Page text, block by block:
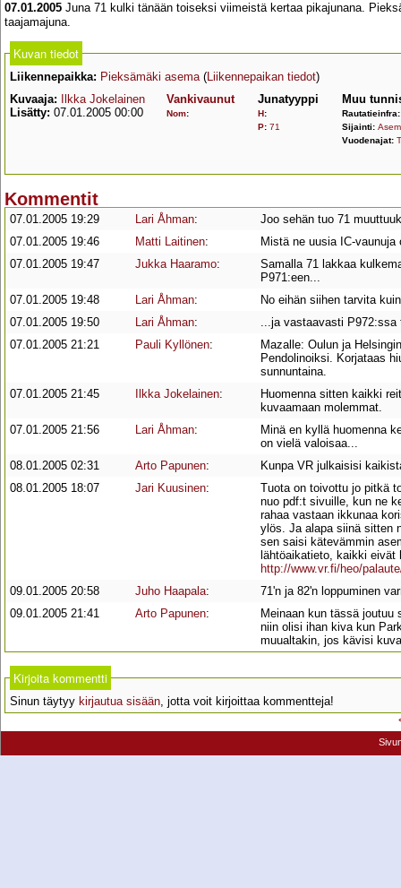
07.01.2005 Juna 71 kulki tänään toiseksi viimeistä kertaa pikajunana.
taajamajuna.
Kuvan tiedot
Liikennepaikka: Pieksämäki asema(Liikennepaikan tiedot)
Kuvaaja:
Ilkka Jokelainen
Lisätty: 07.01.2005 00:00
Vankivaunut
Nom:
Junatyyppi
H:
P: 71
Muu
Sijainti:
Vuodenajat:
Kommentit
07.01.2005 19:29 Lari Åhman:
Joo sehän tuo 71
07.01.2005 19:46
Matti Laitinen:
Mistä ne uusia IC-
07.01.2005 19:47
Jukka Haaramo:
Samalla 71 lakkaa
P971:een...
07.01.2005 19:48
Lari Åhman:
No eihän siihen tarvita
07.01.2005 19:50
Lari Åhman:
...ja vastaavasti P972:ssa
07.01.2005 21:21
Pauli Kyllönen:
Mazalle: Oulun ja
Pendolinoiksi. Korjataas
sunnuntaina.
07.01.2005 21:45
Ilkka Jokelainen:
Huomenna sitten kaikki
kuvaamaan molemmat.
07.01.2005 21:56
Lari Åhman:
Minä en kyllä huomenna
on vielä valoisaa...
08.01.2005 02:31
Arto Papunen:
Kunpa VR julkaisisi
08.01.2005 18:07
Jari Kuusinen:
Tuota on toivottu jo pitkä
nuo pdf:t sivuille, kun ne
rahaa vastaan ikkunaa
ylös. Ja alapa siinä sitten
sen saisi kätevämmin
lähtöaikatieto, kaikki
http://www.vr.fi/heo/
09.01.2005 20:58
Juho Haapala:
71'n ja 82'n loppuminen
09.01.2005 21:41
Arto Papunen:
Meinaan kun tässä
niin olisi ihan kiva kun
muualtakin, jos kävisi
Kirjoita kommentti
Sinun täytyy kirjautua sisään, jotta voit kirjoittaa kommentteja!